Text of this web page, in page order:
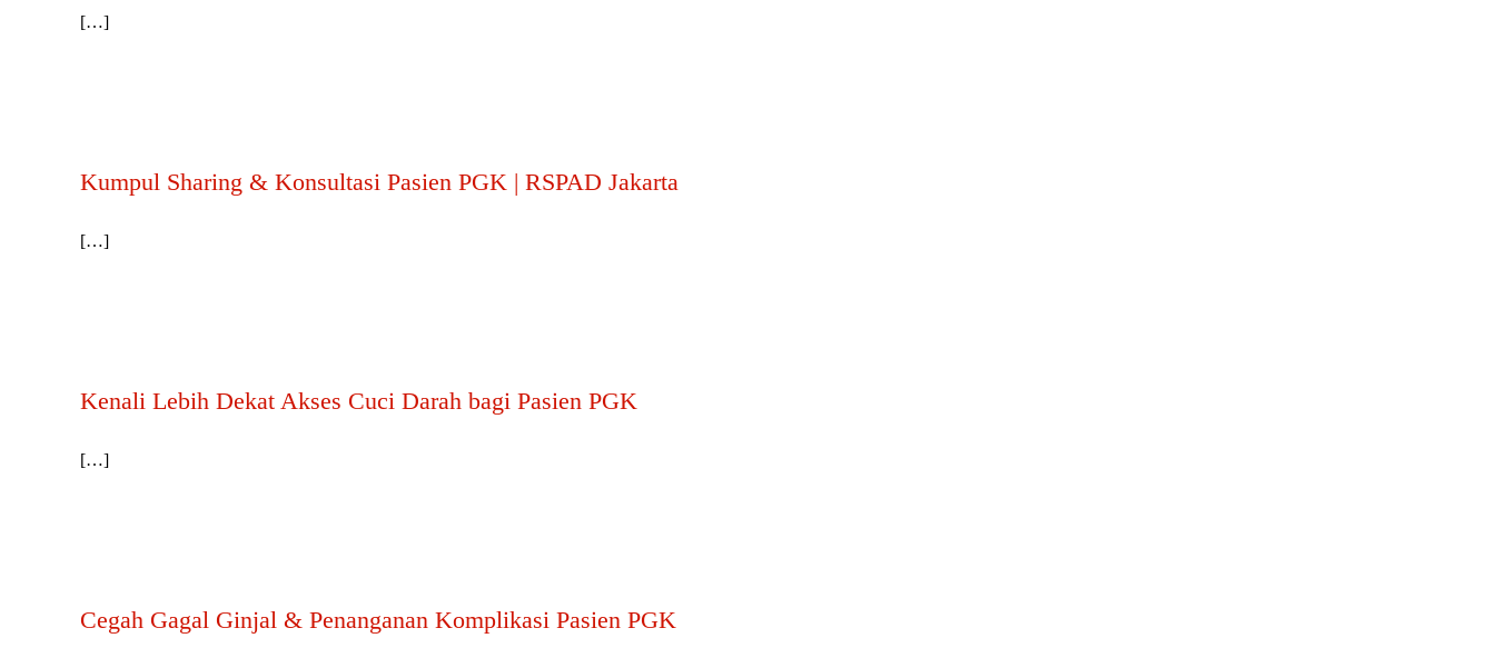
[…]
Kumpul Sharing & Konsultasi Pasien PGK | RSPAD Jakarta
[…]
Kenali Lebih Dekat Akses Cuci Darah bagi Pasien PGK
[…]
Cegah Gagal Ginjal & Penanganan Komplikasi Pasien PGK